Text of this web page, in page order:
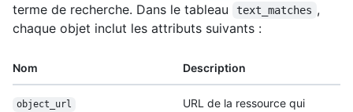
terme de recherche. Dans le tableau
text_matches ,
chaque objet inclut les attributs suivants :
Nom Description
object_url
URL de la ressource qui